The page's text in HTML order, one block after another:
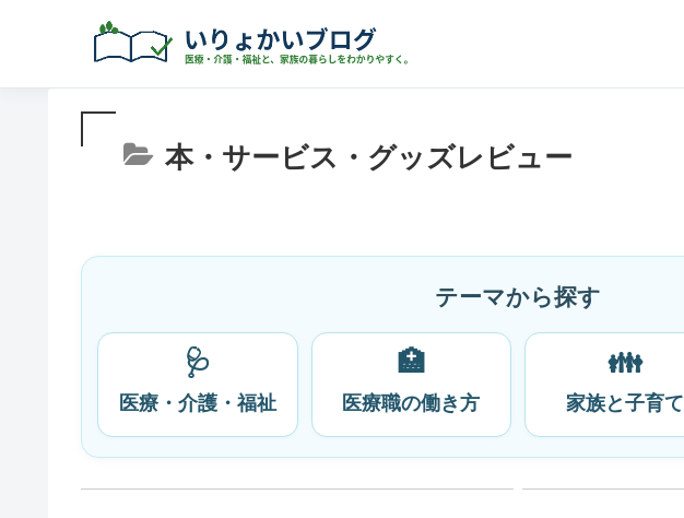
本・サービス・グッズレビュー
テーマから探す
🩺
医療・介護・福祉
🏥
医療職の働き方
👪
家族と子育て